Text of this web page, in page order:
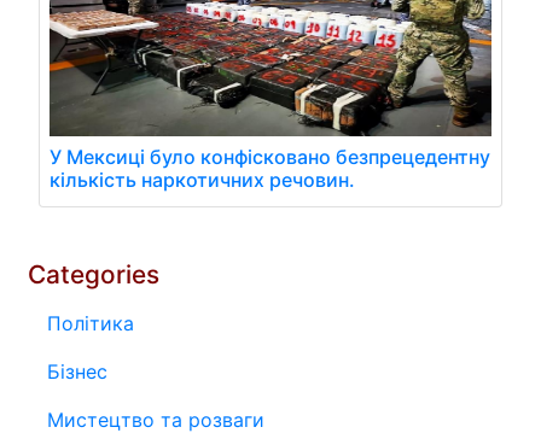
У Мексиці було конфісковано безпрецедентну
кількість наркотичних речовин.
Categories
Політика
Бізнес
Мистецтво та розваги